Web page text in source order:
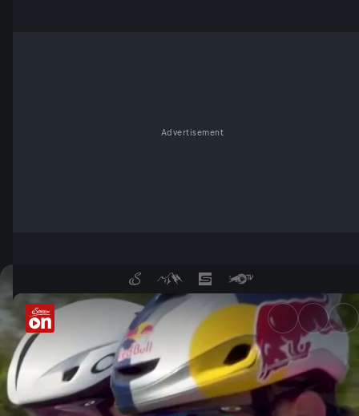
Advertisement
Rad-Debüt von Benjamin